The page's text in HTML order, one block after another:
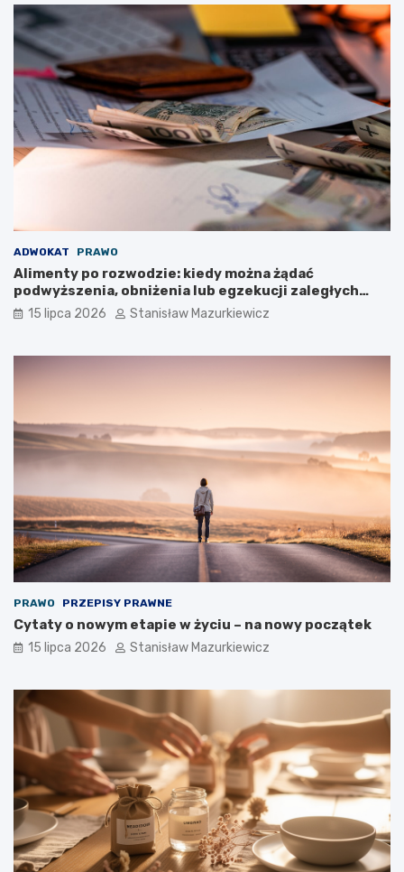
ADWOKAT PRAWO
Alimenty po rozwodzie: kiedy można żądać
podwyższenia, obniżenia lub egzekucji zaległych
płatności?
15 lipca 2026 Stanisław Mazurkiewicz
PRAWO PRZEPISY PRAWNE
Cytaty o nowym etapie w życiu – na nowy początek
15 lipca 2026 Stanisław Mazurkiewicz